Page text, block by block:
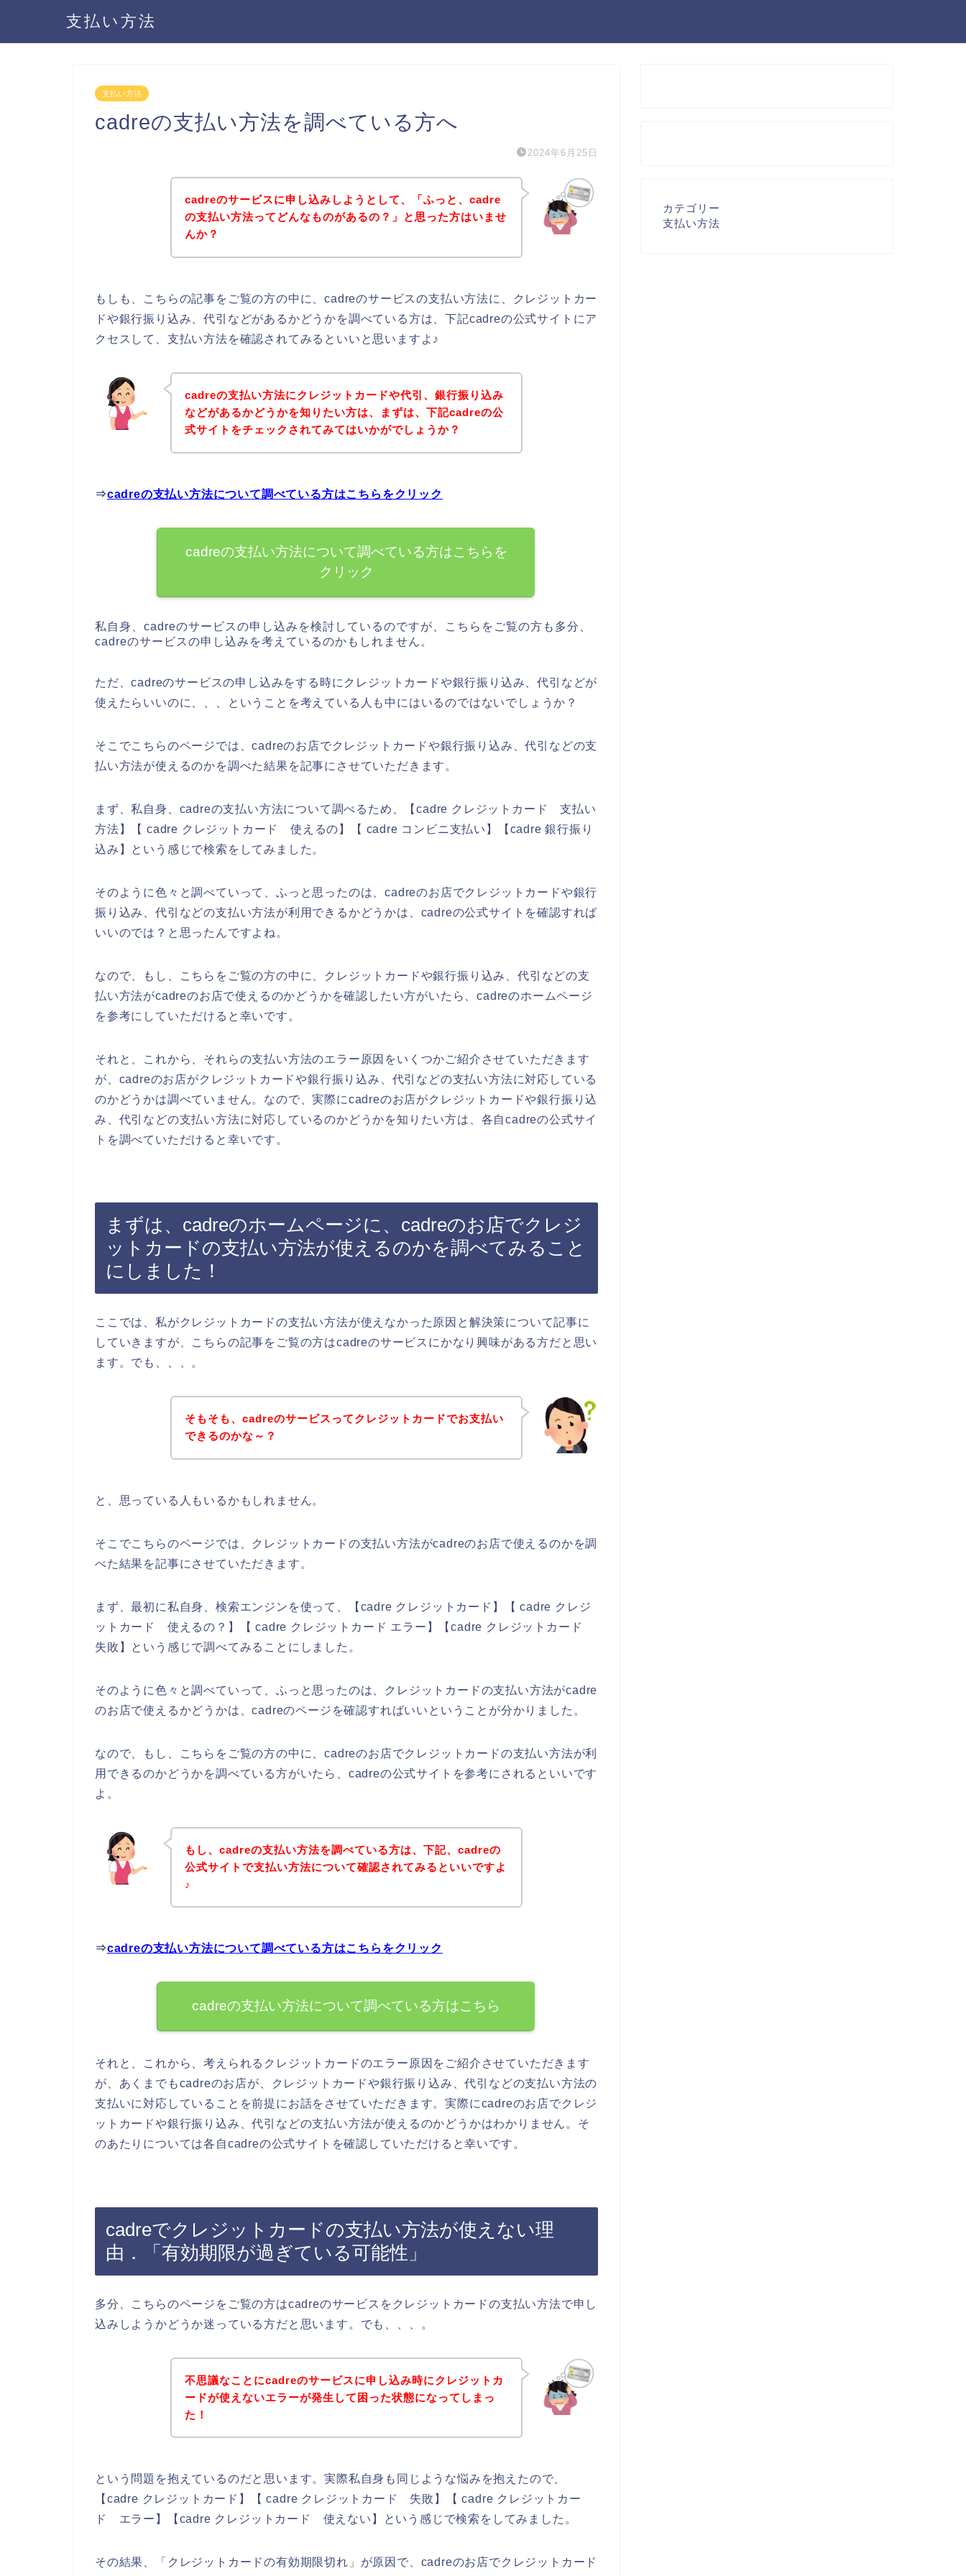
支払い方法
支払い方法
cadreの支払い方法を調べている方へ
2024年6月25日
cadreのサービスに申し込みしようとして、「ふっと、cadre
の支払い方法ってどんなものがあるの？」と思った方はいませ
んか？
もしも、こちらの記事をご覧の方の中に、cadreのサービスの支払い方法に、クレジットカー
ドや銀行振り込み、代引などがあるかどうかを調べている方は、下記cadreの公式サイトにア
クセスして、支払い方法を確認されてみるといいと思いますよ♪
cadreの支払い方法にクレジットカードや代引、銀行振り込み
などがあるかどうかを知りたい方は、まずは、下記cadreの公
式サイトをチェックされてみてはいかがでしょうか？
⇒cadreの支払い方法について調べている方はこちらをクリック
cadreの支払い方法について調べている方はこちらを
クリック
私自身、cadreのサービスの申し込みを検討しているのですが、こちらをご覧の方も多分、
cadreのサービスの申し込みを考えているのかもしれません。
ただ、cadreのサービスの申し込みをする時にクレジットカードや銀行振り込み、代引などが
使えたらいいのに、、、ということを考えている人も中にはいるのではないでしょうか？
そこでこちらのページでは、cadreのお店でクレジットカードや銀行振り込み、代引などの支
払い方法が使えるのかを調べた結果を記事にさせていただきます。
まず、私自身、cadreの支払い方法について調べるため、【cadre クレジットカード 支払い
方法】【 cadre クレジットカード 使えるの】【 cadre コンビニ支払い】【cadre 銀行振り
込み】という感じで検索をしてみました。
そのように色々と調べていって、ふっと思ったのは、cadreのお店でクレジットカードや銀行
振り込み、代引などの支払い方法が利用できるかどうかは、cadreの公式サイトを確認すれば
いいのでは？と思ったんですよね。
なので、もし、こちらをご覧の方の中に、クレジットカードや銀行振り込み、代引などの支
払い方法がcadreのお店で使えるのかどうかを確認したい方がいたら、cadreのホームページ
を参考にしていただけると幸いです。
それと、これから、それらの支払い方法のエラー原因をいくつかご紹介させていただきます
が、cadreのお店がクレジットカードや銀行振り込み、代引などの支払い方法に対応している
のかどうかは調べていません。なので、実際にcadreのお店がクレジットカードや銀行振り込
み、代引などの支払い方法に対応しているのかどうかを知りたい方は、各自cadreの公式サイ
トを調べていただけると幸いです。
まずは、cadreのホームページに、cadreのお店でクレジ
ットカードの支払い方法が使えるのかを調べてみること
にしました！
ここでは、私がクレジットカードの支払い方法が使えなかった原因と解決策について記事に
していきますが、こちらの記事をご覧の方はcadreのサービスにかなり興味がある方だと思い
ます。でも、、、。
そもそも、cadreのサービスってクレジットカードでお支払い
できるのかな～？
と、思っている人もいるかもしれません。
そこでこちらのページでは、クレジットカードの支払い方法がcadreのお店で使えるのかを調
べた結果を記事にさせていただきます。
まず、最初に私自身、検索エンジンを使って、【cadre クレジットカード】【 cadre クレジ
ットカード 使えるの？】【 cadre クレジットカード エラー】【cadre クレジットカード
失敗】という感じで調べてみることにしました。
そのように色々と調べていって、ふっと思ったのは、クレジットカードの支払い方法がcadre
のお店で使えるかどうかは、cadreのページを確認すればいいということが分かりました。
なので、もし、こちらをご覧の方の中に、cadreのお店でクレジットカードの支払い方法が利
用できるのかどうかを調べている方がいたら、cadreの公式サイトを参考にされるといいです
よ。
もし、cadreの支払い方法を調べている方は、下記、cadreの
公式サイトで支払い方法について確認されてみるといいですよ
♪
⇒cadreの支払い方法について調べている方はこちらをクリック
cadreの支払い方法について調べている方はこちら
それと、これから、考えられるクレジットカードのエラー原因をご紹介させていただきます
が、あくまでもcadreのお店が、クレジットカードや銀行振り込み、代引などの支払い方法の
支払いに対応していることを前提にお話をさせていただきます。実際にcadreのお店でクレジ
ットカードや銀行振り込み、代引などの支払い方法が使えるのかどうかはわかりません。そ
のあたりについては各自cadreの公式サイトを確認していただけると幸いです。
cadreでクレジットカードの支払い方法が使えない理
由．「有効期限が過ぎている可能性」
多分、こちらのページをご覧の方はcadreのサービスをクレジットカードの支払い方法で申し
込みしようかどうか迷っている方だと思います。でも、、、。
不思議なことにcadreのサービスに申し込み時にクレジットカ
ードが使えないエラーが発生して困った状態になってしまっ
た！
という問題を抱えているのだと思います。実際私自身も同じような悩みを抱えたので、
【cadre クレジットカード】【 cadre クレジットカード 失敗】【 cadre クレジットカー
ド エラー】【cadre クレジットカード 使えない】という感じで検索をしてみました。
その結果、「クレジットカードの有効期限切れ」が原因で、cadreのお店でクレジットカード
カテゴリー
支払い方法